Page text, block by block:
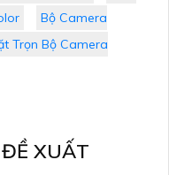
Bộ Camera
Trọn Bộ Camera
XUẤT